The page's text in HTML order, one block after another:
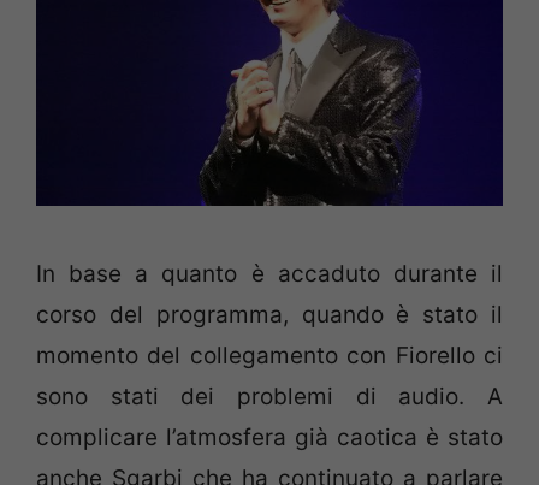
In base a quanto è accaduto durante il
corso del programma, quando è stato il
momento del collegamento con Fiorello ci
sono stati dei problemi di audio. A
complicare l’atmosfera già caotica è stato
anche Sgarbi che ha continuato a parlare